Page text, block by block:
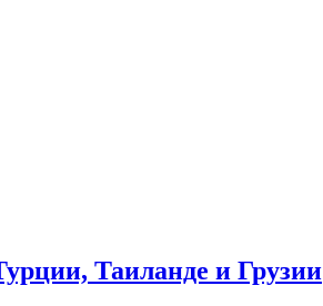
Таиланде и Грузии